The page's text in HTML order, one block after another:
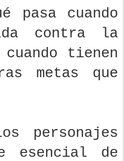
no se sale
pasa cuando
contra la
cuando tienen
metas que
personajes